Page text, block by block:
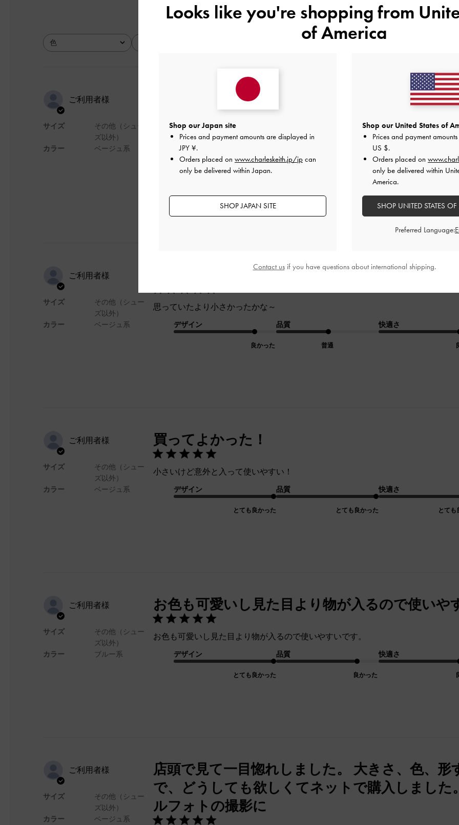
色全て
ご利用者様
サイズ
カラー
その他（シュー
ズ以外）
ベージュ系
すごく気に入っています。
形や色がとても可愛くて、大満足です。
小さめのサイズですが、必要なものはしっかり入るので、使いやすいです。
デザイン 品質 快適さ
とても良くなかった
ご利用者様
サイズ
カラー
その他（シュー
ズ以外）
ベージュ系
思っていたより小さかったかな～
デザイン
良かった
品質
普通
快適さ
ご利用者様
サイズ
カラー
その他（シュー
ズ以外）
ベージュ系
買ってよかった！
小さいけど意外と入って使いやすい！
デザイン
とても良かった
品質
とても良かった
快適さ
とても
ご利用者様
サイズ
カラー
その他（シュー
ズ以外）
ブルー系
お色も可愛いし見た目より物が入るので使いや
お色も可愛いし見た目より物が入るので使いやすいです。
デザイン
とても良かった
品質
良かった
快適さ
ご利用者様
サイズ
カラー
その他（シュー
ズ以外）
ベージュ系
店頭で見て一目惚れしました。 大きさ、色、形
で、どうしても欲しくてネットで購入しました
ルフォトの撮影に
Looks like you're shopping from
of America
Shop our Japan site
Prices and payment amounts are displayed in
JPY ¥.
Orders placed on www.charleskeith.jp/jp can
only be delivered within Japan.
SHOP JAPAN SITE
Shop our United States of
Prices and payment
US $.
Orders placed on
only be delivered within
America.
SHOP UNITED STATES
Preferred Language:
Contact usif you have questions about international shipping.